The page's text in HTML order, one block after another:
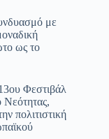
με
ως το
Φεστιβάλ
πολιτιστική